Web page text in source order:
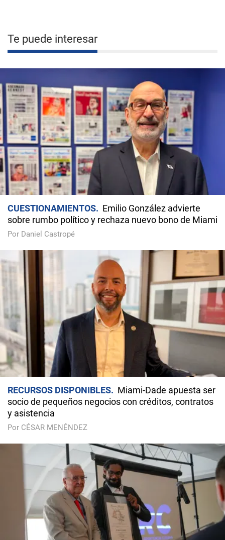
Te puede interesar
CUESTIONAMIENTOS
Emilio González advierte
sobre rumbo político y rechaza nuevo bono de Miami
Por Daniel Castropé
RECURSOS DISPONIBLES
Miami-Dade apuesta ser
socio de pequeños negocios con créditos, contratos
y asistencia
Por CÉSAR MENÉNDEZ